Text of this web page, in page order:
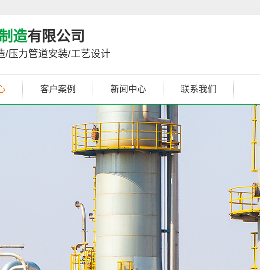
造有限公司
/压力管道安装/工艺设计
客户案例 新闻中心 联系我们